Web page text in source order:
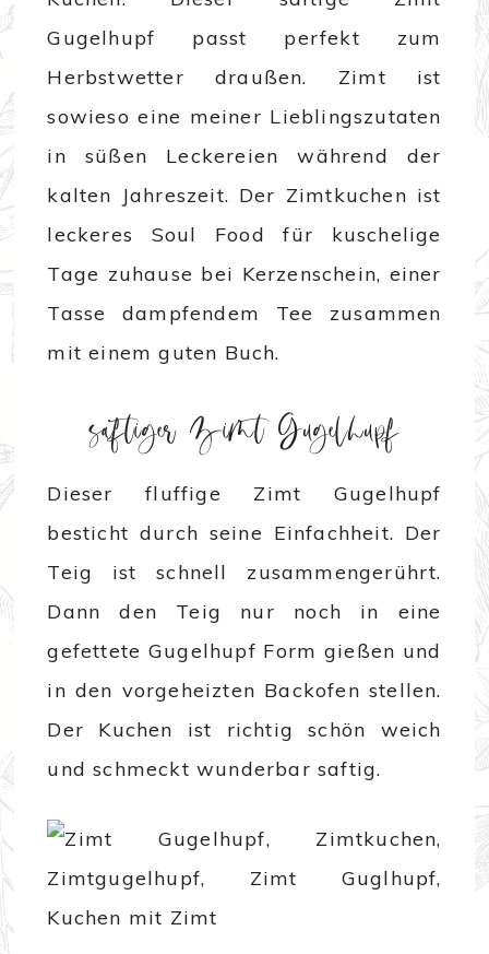
Gugelhupf passt perfekt zum
Herbstwetter draußen. Zimt ist
sowieso eine meiner Lieblingszutaten
in süßen Leckereien während der
kalten Jahreszeit. Der Zimtkuchen ist
leckeres Soul Food für kuschelige
Tage zuhause bei Kerzenschein, einer
Tasse dampfendem Tee zusammen
mit einem guten Buch.
saftiger Zimt Gugelhupf
Dieser fluffige Zimt Gugelhupf
besticht durch seine Einfachheit. Der
Teig ist schnell zusammengerührt.
Dann den Teig nur noch in eine
gefettete Gugelhupf Form gießen und
in den vorgeheizten Backofen stellen.
Der Kuchen ist richtig schön weich
und schmeckt wunderbar saftig.